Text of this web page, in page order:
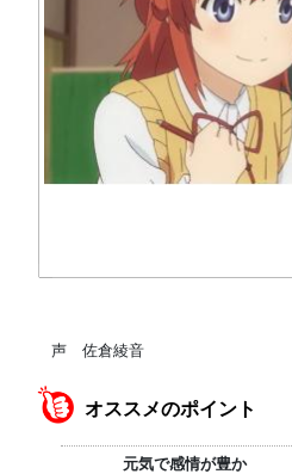
声 佐倉綾音
オススメのポイント
元気で感情が豊か